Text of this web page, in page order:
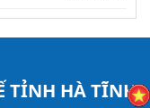
TỈNH HÀ TĨNH